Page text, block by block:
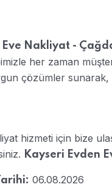
Eve Nakliyat -
her zaman
çözümler
hizmeti için bize
Kayseri Evden
06.08.2026